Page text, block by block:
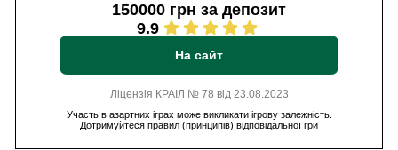
150000 грн за депозит
9.9
На сайт
Ліцензія КРАІЛ № 78 від 23.08.2023
Участь в азартних іграх може викликати ігрову залежність.
Дотримуйтеся правил (принципів) відповідальної гри